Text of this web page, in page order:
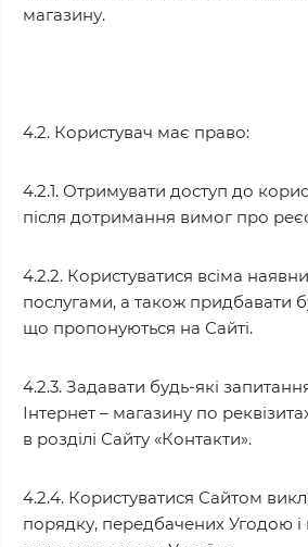
магазину.
4.2. Користувач має право:
4.2.1. Отримувати доступ до
після дотримання вимог про
4.2.2. Користуватися всіма
послугами, а також придбавати
що пропонуються на Сайті.
4.2.3. Задавати будь-які
Інтернет – магазину по
в розділі Сайту «Контакти».
4.2.4. Користуватися Сайтом
порядку, передбачених Угодою